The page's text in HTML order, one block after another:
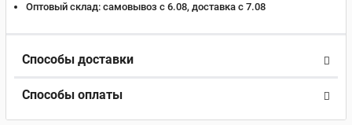
Оптовый склад: самовывоз с 6.08, доставка c 7.08
Способы доставки
Способы оплаты